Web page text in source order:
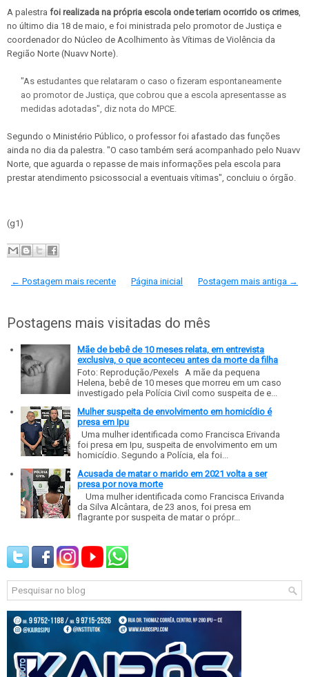
A palestra foi realizada na própria escola onde teriam ocorrido os crimes
no último dia 18 de maio, e foi ministrada pelo promotor de Justiça e
coordenador do Núcleo de Acolhimento às Vítimas de Violência da
Região Norte (Nuavv Norte).
"As estudantes que relataram o caso o fizeram espontaneamente
ao promotor de Justiça, que cobrou que a escola apresentasse as
medidas adotadas", diz nota do MPCE.
Segundo o Ministério Público, o professor foi afastado das funções
ainda no dia da palestra. "O caso também será acompanhado pelo Nuavv
Norte, que aguarda o repasse de mais informações pela escola para
prestar atendimento psicossocial a eventuais vítimas", concluiu o órgão.
(g1)
← Postagem mais recente Postagem mais antiga →
Página inicial
Postagens mais visitadas do mês
Mãe de bebê de 10 meses relata, em entrevista
exclusiva, o que aconteceu antes da morte da filha
Foto: Reprodução/Pexels A mãe da pequena
Helena, bebê de 10 meses que morreu em um caso
investigado pela Polícia Civil como suspeita de e...
Mulher suspeita de envolvimento em homicídio é
presa em Ipu
Uma mulher identificada como Francisca Erivanda
foi presa em Ipu, suspeita de envolvimento em um
homicídio. Segundo a Polícia, ela foi...
Acusada de matar o marido em 2021 volta a ser
presa por nova morte
Uma mulher identificada como Francisca Erivanda
da Silva Alcântara, de 23 anos, foi presa em
flagrante por suspeita de matar o própr...